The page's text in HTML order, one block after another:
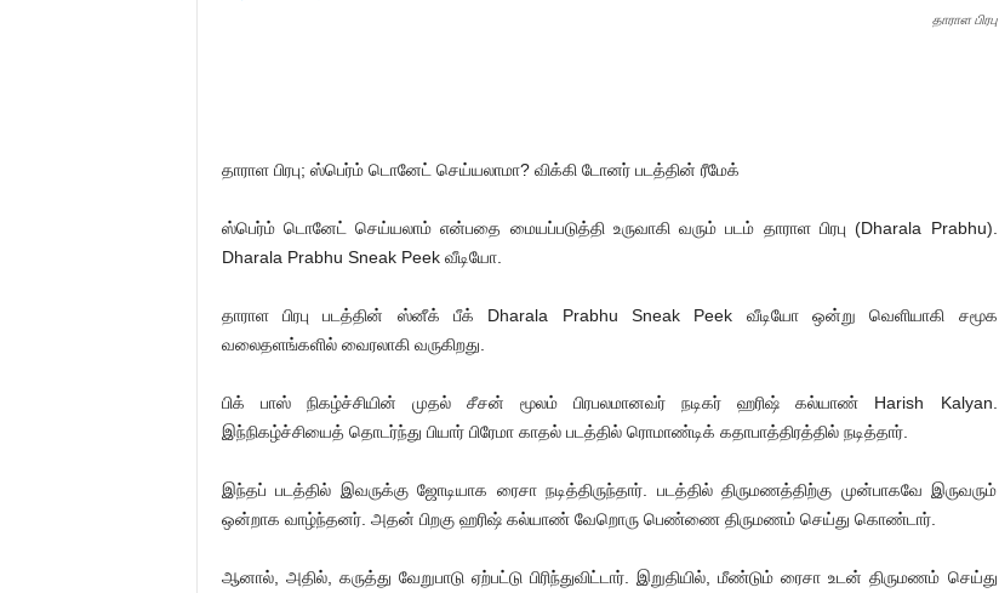
தாராள பிரபு
தாராள பிரபு; ஸ்பெர்ம் டொனேட் செய்யலாமா? விக்கி டோனர் படத்தின் ரீமேக்
ஸ்பெர்ம் டொனேட் செய்யலாம் என்பதை மையப்படுத்தி உருவாகி வரும் படம் தாராள பிரபு (Dharala Prabhu).
Dharala Prabhu Sneak Peek வீடியோ.
தாராள பிரபு படத்தின் ஸ்னீக் பீக் Dharala Prabhu Sneak Peek வீடியோ ஒன்று வெளியாகி சமூக
வலைதளங்களில் வைரலாகி வருகிறது.
பிக் பாஸ் நிகழ்ச்சியின் முதல் சீசன் மூலம் பிரபலமானவர் நடிகர் ஹரிஷ் கல்யாண் Harish Kalyan.
இந்நிகழ்ச்சியைத் தொடர்ந்து பியார் பிரேமா காதல் படத்தில் ரொமாண்டிக் கதாபாத்திரத்தில் நடித்தார்.
இந்தப் படத்தில் இவருக்கு ஜோடியாக ரைசா நடித்திருந்தார். படத்தில் திருமணத்திற்கு முன்பாகவே இருவரும்
ஒன்றாக வாழ்ந்தனர். அதன் பிறகு ஹரிஷ் கல்யாண் வேறொரு பெண்ணை திருமணம் செய்து கொண்டார்.
ஆனால், அதில், கருத்து வேறுபாடு ஏற்பட்டு பிரிந்துவிட்டார். இறுதியில், மீண்டும் ரைசா உடன் திருமணம் செய்து